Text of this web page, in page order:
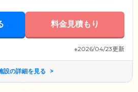
料金見積もり
※2026/04/23更新
設の詳細を見る